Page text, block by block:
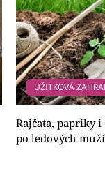
UŽITKOVÁ
Rajčata, papriky
po ledových